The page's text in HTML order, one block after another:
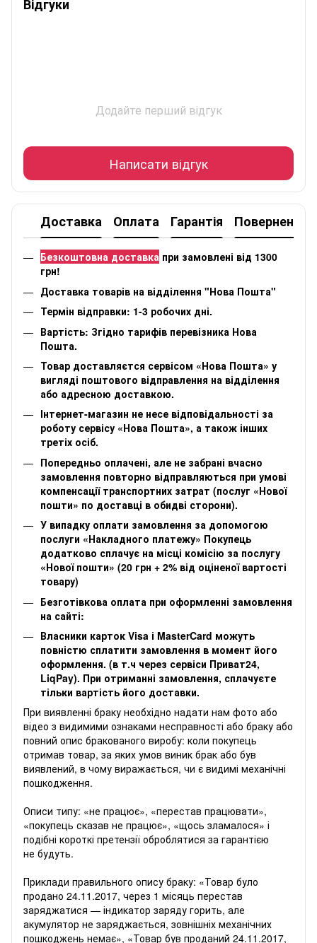
Відгуки
Додайте перший відгук
Написати відгук
Доставка Оплата Гарантія Повернення
Безкоштовна доставка при замовлені від 1300
грн!
Доставка товарів на відділення "Нова Пошта"
Термін відправки: 1-3 робочих дні.
Вартість: Згідно тарифів перевізника Нова
Пошта.
Товар доставляєтся сервісом «Нова Пошта» у
вигляді поштового відправлення на відділення
або адресною доставкою.
Інтернет-магазин не несе відповідальності за
роботу сервісу «Нова Пошта», а також інших
третіх осіб.
Попередньо оплачені, але не забрані вчасно
замовлення повторно відправляються при умові
компенсації транспортних затрат (послуг «Нової
пошти» по доставці в обидві сторони).
У випадку оплати замовлення за допомогою
послуги «Накладного платежу» Покупець
додатково сплачує на місці комісію за послугу
«Нової пошти» (20 грн + 2% від оціненої вартості
товару)
Безготівкова оплата при оформленні замовлення
на сайті:
Власники карток Visa і MasterCard можуть
повністю сплатити замовлення в момент його
оформлення. (в т.ч через сервіси Приват24,
LiqPay). При отриманні замовлення, сплачуєте
тільки вартість його доставки.
‌‌При виявленні браку необхідно надати нам фото або
відео з видимими ознаками несправності або браку або
повний опис бракованого виробу: коли покупець
отримав товар, за яких умов виник брак або був
виявлений, в чому виражається, чи є видимі механічні
пошкодження.
Описи типу: «не працює», «перестав працювати»,
«покупець сказав не працює», «щось зламалося» і
подібні короткі претензії оброблятися за гарантією
не будуть.
Приклади правильного опису браку: «Товар було
продано 24.11.2017, через 1 місяць перестав
заряджатися — індикатор заряду горить, але
акумулятор не заряджається, зовнішніх механічних
пошкоджень немає», «Товар був проданий 24.11.2017,